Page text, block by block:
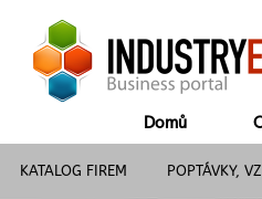
Domů
KATALOG FIREM POPTÁVKY,